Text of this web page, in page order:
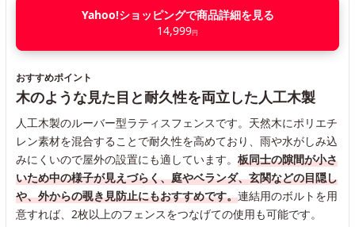
Yahoo!ショッピングで商品詳細を見る
14,999円
おすすめポイント
木のような見た目と耐久性を両立した人工木製
人工木製のルーバー型ラティスフェンスです。天然木にポリエチ
レン素材を混合することで耐久性を高めており、雨や水がしみ込
みにくいので屋外の設置にも適しています。 板同士の隙間が小さ
いため中の様子が見えづらく、庭やベランダ、玄関などの目隠し
や、外からの覗き見防止にもおすすめです。連結用のボルトを用
意すれば、2枚以上のフェンスをつなげての使用も可能です。